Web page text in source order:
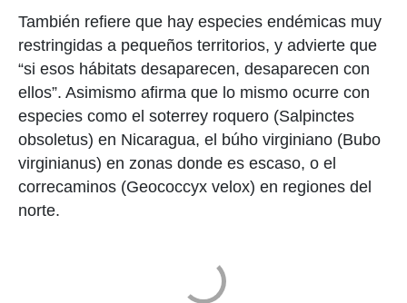
También refiere que hay especies endémicas muy
restringidas a pequeños territorios, y advierte que
“si esos hábitats desaparecen, desaparecen con
ellos”. Asimismo afirma que lo mismo ocurre con
especies como el soterrey roquero (Salpinctes
obsoletus) en Nicaragua, el búho virginiano (Bubo
virginianus) en zonas donde es escaso, o el
correcaminos (Geococcyx velox) en regiones del
norte.